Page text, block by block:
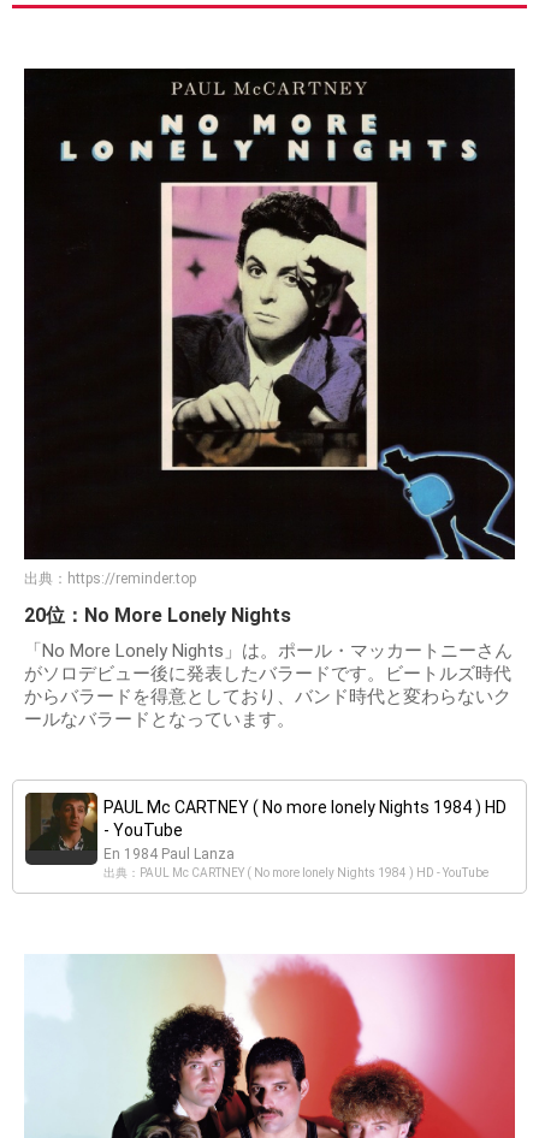
出典： https://reminder.top
20位：No More Lonely Nights
「No More Lonely Nights」は。ポール・マッカートニーさん
がソロデビュー後に発表したバラードです。ビートルズ時代
からバラードを得意としており、バンド時代と変わらないク
ールなバラードとなっています。
PAUL Mc CARTNEY ( No more lonely Nights 1984 ) HD
- YouTube
En 1984 Paul Lanza
出典：PAUL Mc CARTNEY ( No more lonely Nights 1984 ) HD - YouTube